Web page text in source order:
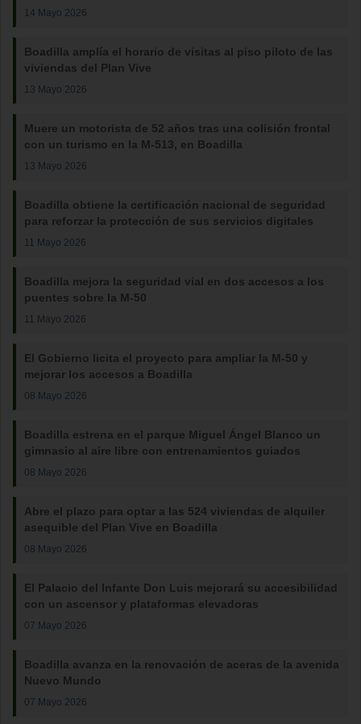
14 Mayo 2026
Boadilla amplía el horario de visitas al piso piloto de las
viviendas del Plan Vive
13 Mayo 2026
Muere un motorista de 52 años tras una colisión frontal
con un turismo en la M-513, en Boadilla
13 Mayo 2026
Boadilla obtiene la certificación nacional de seguridad
para reforzar la protección de sus servicios digitales
11 Mayo 2026
Boadilla mejora la seguridad vial en dos accesos a los
puentes sobre la M-50
11 Mayo 2026
El Gobierno licita el proyecto para ampliar la M-50 y
mejorar los accesos a Boadilla
08 Mayo 2026
Boadilla estrena en el parque Miguel Ángel Blanco un
gimnasio al aire libre con entrenamientos guiados
08 Mayo 2026
Abre el plazo para optar a las 524 viviendas de alquiler
asequible del Plan Vive en Boadilla
08 Mayo 2026
El Palacio del Infante Don Luis mejorará su accesibilidad
con un ascensor y plataformas elevadoras
07 Mayo 2026
Boadilla avanza en la renovación de aceras de la avenida
Nuevo Mundo
07 Mayo 2026